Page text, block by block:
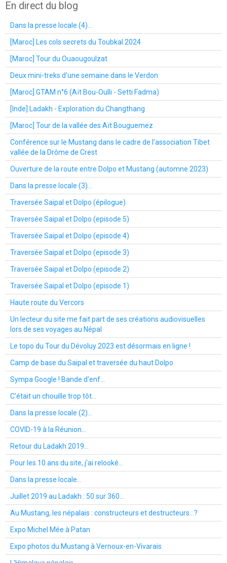
En direct du blog
Dans la presse locale (4)...
[Maroc] Les cols secrets du Toubkal 2024
[Maroc] Tour du Ouaougoulzat
Deux mini-treks d'une semaine dans le Verdon
[Maroc] GTAM n°6 (Aït Bou-Oulli - Setti Fadma)
[Inde] Ladakh - Exploration du Changthang
[Maroc] Tour de la vallée des Aït Bouguemez
Conférence sur le Mustang dans le cadre de l'association Tibet
vallée de la Drôme de Crest
Ouverture de la route entre Dolpo et Mustang (automne 2023)
Dans la presse locale (3)...
Traversée Saipal et Dolpo (épilogue)
Traversée Saipal et Dolpo (episode 5)
Traversée Saipal et Dolpo (episode 4)
Traversée Saipal et Dolpo (episode 3)
Traversée Saipal et Dolpo (episode 2)
Traversée Saipal et Dolpo (episode 1)
Haute route du Vercors
Un lecteur du site me fait part de ses créations audiovisuelles
lors de ses voyages au Népal
Le topo du Tour du Dévoluy 2023 est désormais en ligne !
Camp de base du Saipal et traversée du haut Dolpo
Sympa Google ! Bande d'enf...
C'était un chouille trop tôt...
Dans la presse locale (2)...
COVID-19 à la Réunion...
Retour du Ladakh 2019...
Pour les 10 ans du site, j'ai relooké...
Dans la presse locale...
Juillet 2019 au Ladakh : 50 sur 360...
Au Mustang, les népalais : constructeurs et destructeurs...?
Expo Michel Mée à Patan
Expo photos du Mustang à Vernoux-en-Vivarais